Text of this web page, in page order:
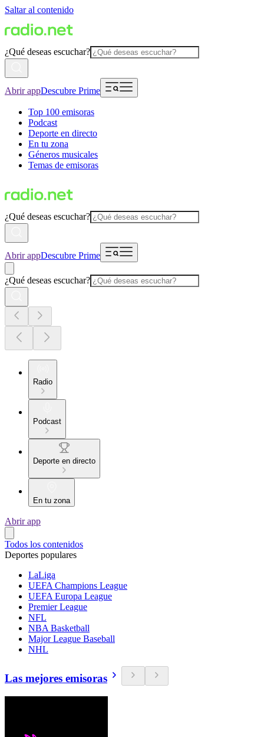
Saltar al contenido
¿Qué deseas escuchar?
Abrir appDescubre Prime
Top 100 emisoras
Podcast
Deporte en directo
En tu zona
Géneros musicales
Temas de emisoras
¿Qué deseas escuchar?
Abrir appDescubre Prime
¿Qué deseas escuchar?
Radio
Podcast
Deporte en directo
En tu zona
Abrir app
Todos los contenidos
Deportes populares
LaLiga
UEFA Champions League
UEFA Europa League
Premier League
NFL
NBA Basketball
Major League Baseball
NHL
Las mejores emisoras